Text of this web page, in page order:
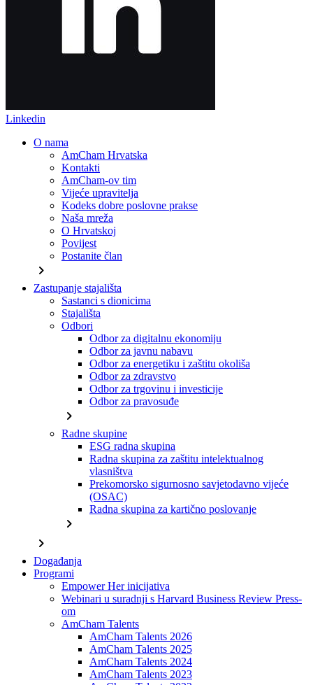
Linkedin
O nama
AmCham Hrvatska
Kontakti
AmCham-ov tim
Vijeće upravitelja
Kodeks dobre poslovne prakse
Naša mreža
O Hrvatskoj
Povijest
Postanite član
chevron_right
Zastupanje stajališta
Sastanci s dionicima
Stajališta
Odbori
Odbor za digitalnu ekonomiju
Odbor za javnu nabavu
Odbor za energetiku i zaštitu okoliša
Odbor za zdravstvo
Odbor za trgovinu i investicije
Odbor za pravosuđe
chevron_right
Radne skupine
ESG radna skupina
Radna skupina za zaštitu intelektualnog
vlasništva
Prekomorsko sigurnosno savjetodavno vijeće
(OSAC)
Radna skupina za kartično poslovanje
chevron_right
chevron_right
Događanja
Programi
Empower Her inicijativa
Webinari u suradnji s Harvard Business Review Press-
om
AmCham Talents
AmCham Talents 2026
AmCham Talents 2025
AmCham Talents 2024
AmCham Talents 2023